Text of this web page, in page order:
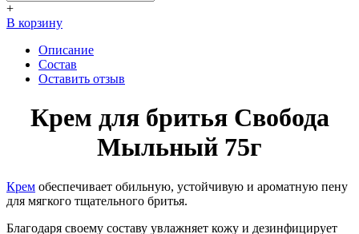
+
В корзину
Описание
Состав
Оставить отзыв
Крем для бритья Свобода
Мыльный 75г
Крем обеспечивает обильную, устойчивую и ароматную пену
для мягкого тщательного бритья.
Благодаря своему составу увлажняет кожу и дезинфицирует